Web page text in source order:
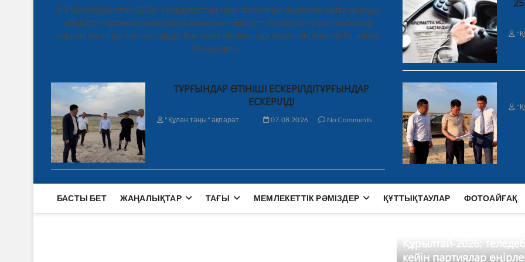
83 ViewsҚұрылтай-2026: теледебаттан кейін партиялар өңірлерге қайта оралды
«Әділет» партиясы өңірлердегі жұмысын «Әділетті Қазақстан үшін» мобильді
керуені аясында жалғастырды. Қостанай облысында керуеннің бағыты Ұзынкөл,
Меңдіқара,…
ТҰРҒЫНДАР ӨТІНІШІ ЕСКЕРІЛДІТҰРҒЫНДАР
ЕСКЕРІЛДІ
"Құлан таңы" ақпарат. 07.08.2026 No Comments
БАСТЫ БЕТ ЖАҢАЛЫҚТАР ТАҒЫ МЕМЛЕКЕТТІК РӘМІЗДЕР ҚҰТТЫҚТАУЛАР ФОТОАЙҒАҚ
Құрылтай-2026:
кейін партиялар